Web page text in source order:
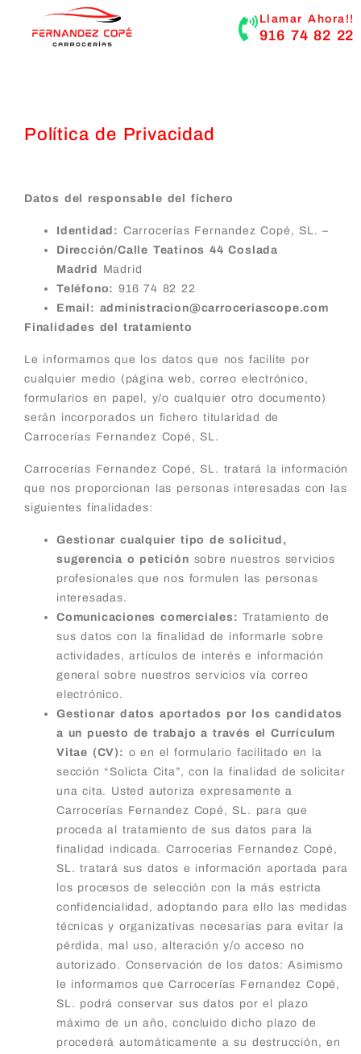
contenido
Llamar Ahora!!
916 74 82 22
Política de Privacidad
Datos del responsable del fichero
Identidad: Carrocerías Fernandez Copé, SL. –
Dirección/Calle Teatinos 44 Coslada
Madrid
Madrid
Teléfono: 916 74 82 22
Email: administracion@carroceriascope.com
Finalidades del tratamiento
Le informamos que los datos que nos facilite por
cualquier medio (página web, correo electrónico,
formularios en papel, y/o cualquier otro documento)
serán incorporados un fichero titularidad de
Carrocerías Fernandez Copé, SL.
Carrocerías Fernandez Copé, SL. tratará la información
que nos proporcionan las personas interesadas con las
siguientes finalidades:
Gestionar cualquier tipo de solicitud,
sugerencia o petición sobre nuestros servicios
profesionales que nos formulen las personas
interesadas.
Comunicaciones comerciales: Tratamiento de
sus datos con la finalidad de informarle sobre
actividades, artículos de interés e información
general sobre nuestros servicios vía correo
electrónico.
Gestionar datos aportados por los candidatos
a un puesto de trabajo a través el Currículum
Vitae (CV): o en el formulario facilitado en la
sección “Solicta Cita”, con la finalidad de solicitar
una cita. Usted autoriza expresamente a
Carrocerías Fernandez Copé, SL. para que
proceda al tratamiento de sus datos para la
finalidad indicada. Carrocerías Fernandez Copé,
SL. tratará sus datos e información aportada para
los procesos de selección con la más estricta
confidencialidad, adoptando para ello las medidas
técnicas y organizativas necesarias para evitar la
pérdida, mal uso, alteración y/o acceso no
autorizado. Conservación de los datos: Asimismo
le informamos que Carrocerías Fernandez Copé,
SL. podrá conservar sus datos por el plazo
máximo de un año, concluido dicho plazo de
procederá automáticamente a su destrucción, en